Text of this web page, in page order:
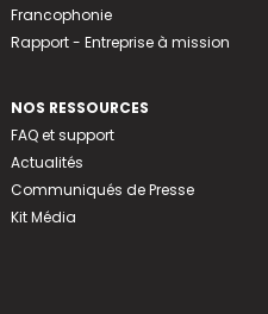
Francophonie
Rapport - Entreprise à mission
NOS RESSOURCES
FAQ et support
Actualités
Communiqués de Presse
Kit Média